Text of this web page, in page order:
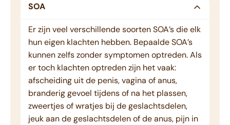
SOA
Er zijn veel verschillende soorten SOA’s die elk
hun eigen klachten hebben. Bepaalde SOA’s
kunnen zelfs zonder symptomen optreden. Als
er toch klachten optreden zijn het vaak:
afscheiding uit de penis, vagina of anus,
branderig gevoel tijdens of na het plassen,
zweertjes of wratjes bij de geslachtsdelen,
jeuk aan de geslachtsdelen of de anus, pijn in